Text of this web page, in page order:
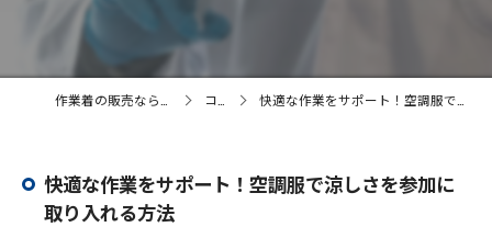
コラム 快適な作業をサポート！空調服で涼しさを参加に取り入れる方法
快適な作業をサポート！空調服で涼しさを参加に
取り入れる方法